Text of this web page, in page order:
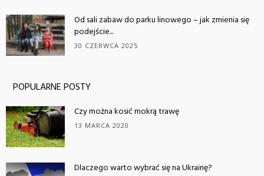
Od sali zabaw do parku linowego – jak zmienia się
podejście...
30 CZERWCA 2025
POPULARNE POSTY
Czy można kosić mokrą trawę
13 MARCA 2020
Dlaczego warto wybrać się na Ukrainę?